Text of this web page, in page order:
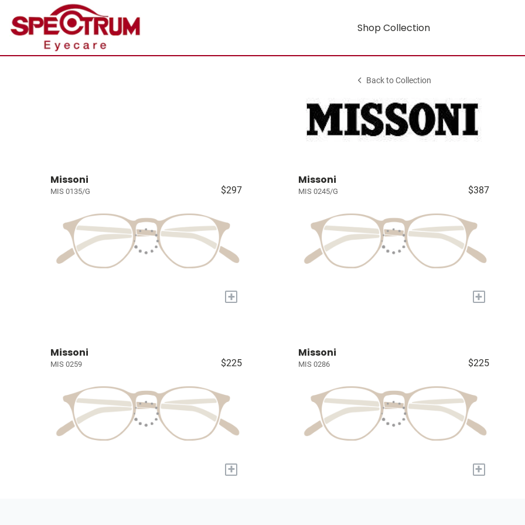
Shop Collection
Back to Collection
Missoni
MIS 0135/G $297
+
Missoni
MIS 0245/G $387
+
Missoni
MIS 0259 $225
+
Missoni
MIS 0286 $225
+